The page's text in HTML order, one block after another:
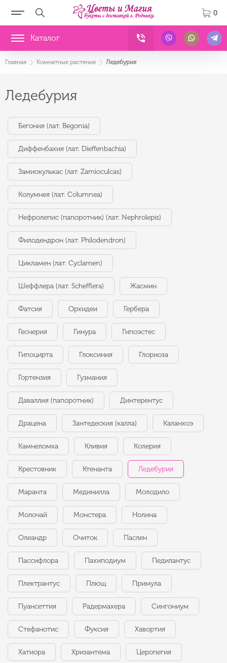
0
Каталог
Главная Комнатные растения Ледебурия
Ледебурия
Бегония (лат. Begonia)
Диффенбахия (лат. Dieffenbachia)
Замиокулькас (лат. Zamioculcas)
Колумнея (лат. Columnea)
Нефролепис (папоротник) (лат. Nephrolepis)
Филодендрон (лат. Philodendron)
Цикламен (лат. Cyclamen)
Шеффлера (лат. Schefflera) Жасмин
Фатсия Орхидеи Гербера
Геснерия Гинура Гипоэстес
Гипоцирта Глоксиния Глориоза
Гортензия Гузмания
Даваллия (папоротник) Динтерентус
Драцена Зантедеския (калла) Каланхоэ
Камнеломка Кливия Колерия
Крестовник Ктенанта Ледебурия
Маранта Мединилла Молодило
Молочай Монстера Нолина
Олеандр Очиток Паслен
Пассифлора Пахиподиум Педилантус
Плектрантус Плющ Примула
Пуансеттия Радермахера Сингониум
Стефанотис Фуксия Хавортия
Хатиора Хризантема Церопегия